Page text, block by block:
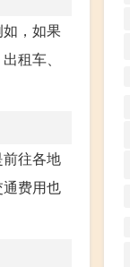
，如果
租车、
往各地
费用也